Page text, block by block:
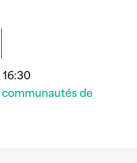
communautés de